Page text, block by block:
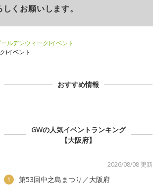
くお願いします。
ルデンウィーク)イベント
)イベント
おすすめ情報
GWの人気イベントランキング
【大阪府】
2026/08/08 更新
1 第53回中之島まつり／大阪府